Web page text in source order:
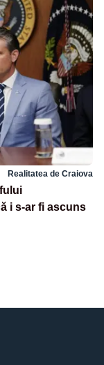
Realitatea de Craiova
i s-ar fi ascuns